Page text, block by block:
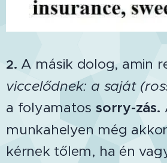
2. A másik dolog, amin
viccelődnek: a saját
a folyamatossorry-zás.
munkahelyen még
kérnek tőlem, ha én